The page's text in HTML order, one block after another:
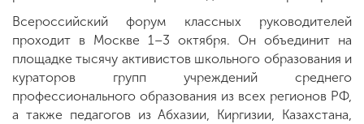
Всероссийский форум классных руководителей
проходит в Москве 1–3 октября. Он объединит на
площадке тысячу активистов школьного образования и
кураторов групп учреждений среднего
профессионального образования из всех регионов РФ,
а также педагогов из Абхазии, Киргизии, Казахстана,